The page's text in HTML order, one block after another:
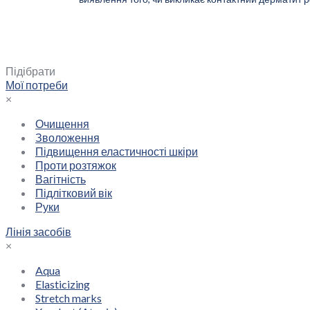
Підібрати
Мої потреби
×
Очищення
Зволоження
Підвищення еластичності шкіри
Проти розтяжок
Вагітність
Підлітковий вік
Руки
Лінія засобів
×
Aqua
Elasticizing
Stretch marks